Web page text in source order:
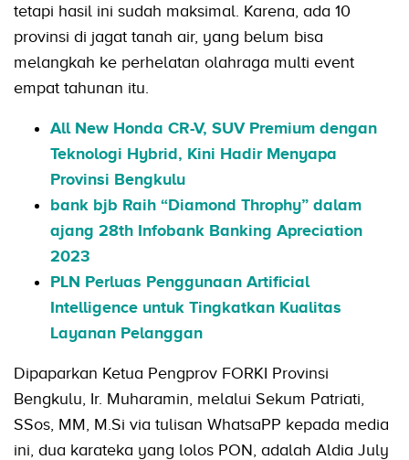
tetapi hasil ini sudah maksimal. Karena, ada 10
provinsi di jagat tanah air, yang belum bisa
melangkah ke perhelatan olahraga multi event
empat tahunan itu.
All New Honda CR-V, SUV Premium dengan
Teknologi Hybrid, Kini Hadir Menyapa
Provinsi Bengkulu
bank bjb Raih “Diamond Throphy” dalam
ajang 28th Infobank Banking Apreciation
2023
PLN Perluas Penggunaan Artificial
Intelligence untuk Tingkatkan Kualitas
Layanan Pelanggan
Dipaparkan Ketua Pengprov FORKI Provinsi
Bengkulu, Ir. Muharamin, melalui Sekum Patriati,
SSos, MM, M.Si via tulisan WhatsaPP kepada media
ini, dua karateka yang lolos PON, adalah Aldia July